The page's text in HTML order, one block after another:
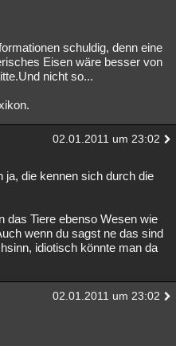
schuldig, denn eine
Eisen wäre besser von
nicht so...
02.01.2011 um 23:02
ja, die kennen sich durch die
das Tiere ebenso Wesen wie
wenn du sagst ne das sind
idiotisch könnte man da
02.01.2011 um 23:02